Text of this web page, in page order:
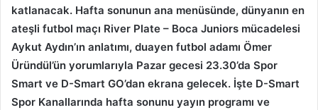
katlanacak. Hafta sonunun ana menüsünde, dünyanın en
ateşli futbol maçı River Plate – Boca Juniors mücadelesi
Aykut Aydın’ın anlatımı, duayen futbol adamı Ömer
Üründül’ün yorumlarıyla Pazar gecesi 23.30’da Spor
Smart ve D-Smart GO’dan ekrana gelecek. İşte D-Smart
Spor Kanallarında hafta sonunu yayın programı ve